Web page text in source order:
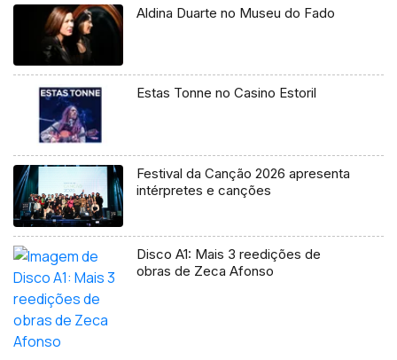
Aldina Duarte no Museu do Fado
Estas Tonne no Casino Estoril
Festival da Canção 2026 apresenta
intérpretes e canções
Disco A1: Mais 3 reedições de
obras de Zeca Afonso